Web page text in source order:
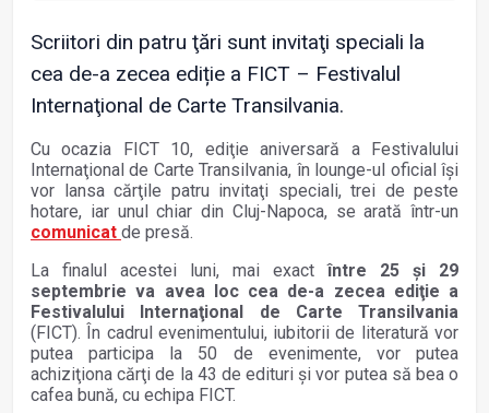
Scriitori din patru ţări sunt invitaţi speciali la
cea de-a zecea ediție a FICT – Festivalul
Internaţional de Carte Transilvania.
Cu ocazia FICT 10, ediţie aniversară a Festivalului
Internaţional de Carte Transilvania, în lounge-ul oficial îşi
vor lansa cărţile patru invitaţi speciali, trei de peste
hotare, iar unul chiar din Cluj-Napoca, se arată într-un
comunicat de presă.
La finalul acestei luni, mai exactîntre 25 şi 29
septembrie va avea loc cea de-a zecea ediţie a
Festivalului Internaţional de Carte Transilvania
(FICT). În cadrul evenimentului, iubitorii de literatură vor
putea participa la 50 de evenimente, vor putea
achiziţiona cărţi de la 43 de edituri şi vor putea să bea o
cafea bună, cu echipa FICT.